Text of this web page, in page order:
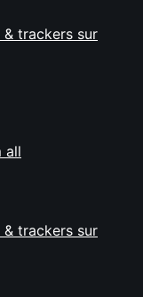
trackers sur
all
trackers sur